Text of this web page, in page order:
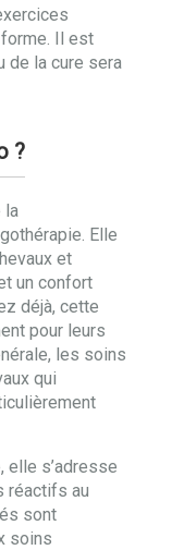
Il est
de la cure sera
?
la
Elle
et
un confort
déjà, cette
pour leurs
les soins
qui
elle s’adresse
réactifs au
sont
soins